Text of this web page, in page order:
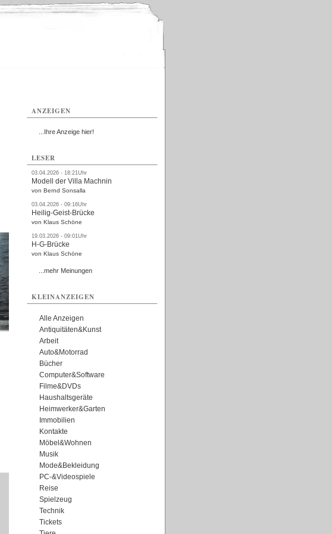
ANZEIGEN
...Ihre Anzeige hier!
LESER
03.04.2026 - 18:21Uhr
Modell der Villa Machnin
von Bernd Sonsalla
03.04.2026 - 09:16Uhr
Heilig-Geist-Brücke
von Klaus Schöne
19.03.2026 - 09:01Uhr
H-G-Brücke
von Klaus Schöne
...mehr Meinungen
KLEINANZEIGEN
Alle Anzeigen
Antiquitäten&Kunst
Arbeit
Auto&Motorrad
Bücher
Computer&Software
Filme&DVDs
Haushaltsgeräte
Heimwerker&Garten
Immobilien
Kontakte
Möbel&Wohnen
Musik
Mode&Bekleidung
PC-&Videospiele
Reise
Spielzeug
Technik
Tickets